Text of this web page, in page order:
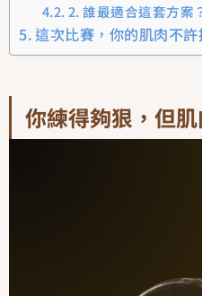
2. 誰最適合這套方案
這次比賽，你的肌肉不許
你練得夠狠，但